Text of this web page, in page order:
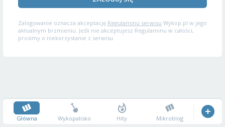
Zalogowanie oznacza akceptację Regulaminu serwisu Wykop.pl w jego
aktualnym brzmieniu. Jeśli nie akceptujesz Regulaminu w całości,
prosimy o niekorzystanie z serwisu.
Główna Wykopalisko Hity Mikroblog